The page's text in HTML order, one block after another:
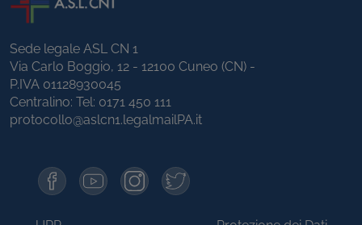
Sede legale ASL CN 1
Via Carlo Boggio, 12 - 12100 Cuneo (CN) -
P.IVA 01128930045
Centralino: Tel: 0171 450 111
protocollo@aslcn1.legalmailPA.it